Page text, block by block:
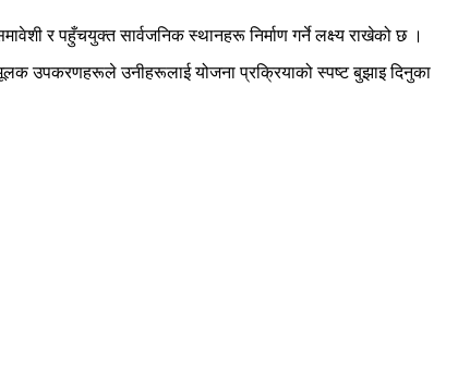
र पहुँचयुक्त सार्वजनिक स्थानहरू निर्माण गर्ने लक्ष्य राखेको छ ।
उपकरणहरूले उनीहरूलाई योजना प्रक्रियाको स्पष्ट बुझाइ दिनुका